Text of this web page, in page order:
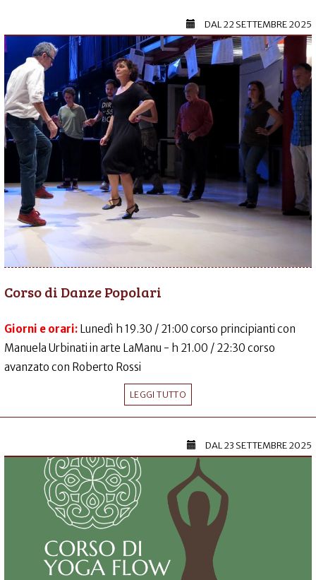
DAL22 SETTEMBRE 2025
Corso di Danze Popolari
Giorni e orari: Lunedì h 19.30 / 21:00 corso principianti con
Manuela Urbinati in arte LaManu - h 21.00 / 22:30 corso
avanzato con Roberto Rossi
LEGGI TUTTO
DAL23 SETTEMBRE 2025